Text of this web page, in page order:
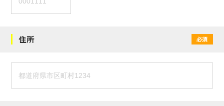
住所 必須